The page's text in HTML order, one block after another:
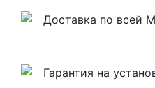
Доставка по всей
Гарантия на